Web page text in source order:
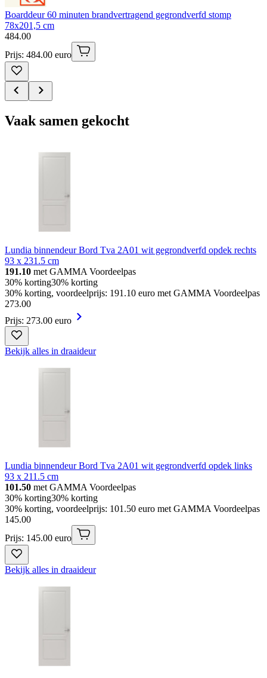
Boarddeur 60 minuten brandvertragend gegrondverfd stomp
78x201,5 cm
484.00
Prijs: 484.00 euro
Vaak samen gekocht
Lundia binnendeur Bord Tva 2A01 wit gegrondverfd opdek rechts
93 x 231.5 cm
191.10 met GAMMA Voordeelpas
30% korting30% korting
30% korting, voordeelprijs: 191.10 euro met GAMMA Voordeelpas
273.00
Prijs: 273.00 euro
Bekijk alles in draaideur
Lundia binnendeur Bord Tva 2A01 wit gegrondverfd opdek links
93 x 211.5 cm
101.50 met GAMMA Voordeelpas
30% korting30% korting
30% korting, voordeelprijs: 101.50 euro met GAMMA Voordeelpas
145.00
Prijs: 145.00 euro
Bekijk alles in draaideur